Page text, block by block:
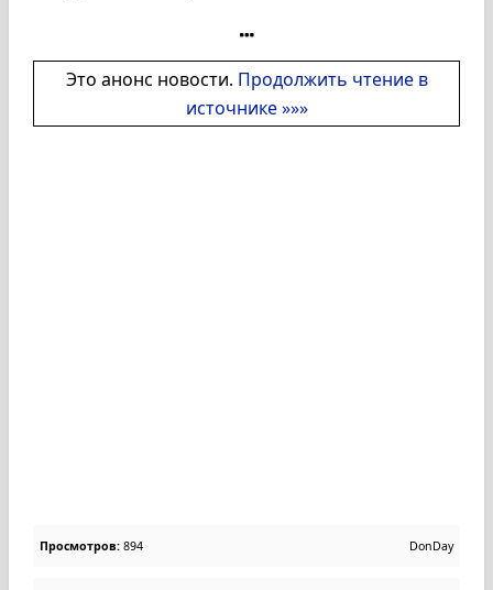
Это анонс новости. Продолжить чтение в
источнике »»»
Просмотров: 894 DonDay